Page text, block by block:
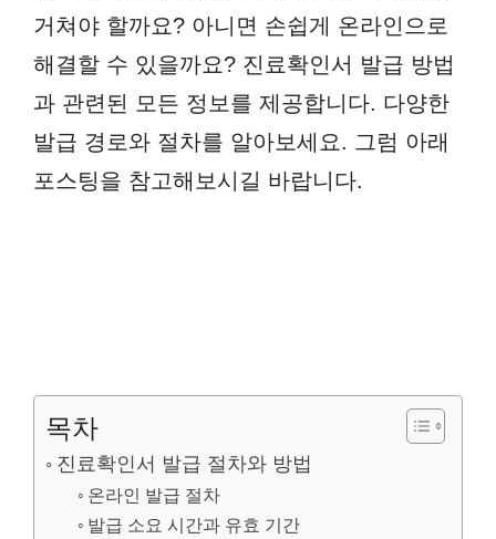
거쳐야 할까요? 아니면 손쉽게 온라인으로
해결할 수 있을까요? 진료확인서 발급 방법
과 관련된 모든 정보를 제공합니다. 다양한
발급 경로와 절차를 알아보세요. 그럼 아래
포스팅을 참고해보시길 바랍니다.
목차
진료확인서 발급 절차와 방법
온라인 발급 절차
발급 소요 시간과 유효 기간